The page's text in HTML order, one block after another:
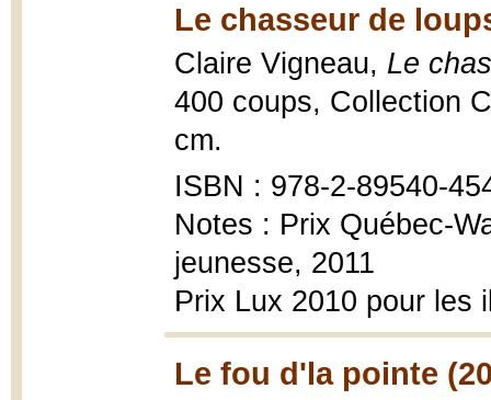
Le chasseur de
Claire Vigneau, Le
400 coups, Collection
cm.
ISBN : 978-2-89540-
Notes : Prix Québec-
jeunesse, 2011
Prix Lux 2010 pour les
Le fou d'la pointe